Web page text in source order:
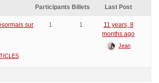
Participants Billets Last Post
sur
1 1
11 years, 8
months ago
Jean